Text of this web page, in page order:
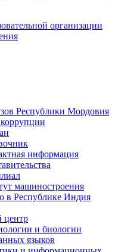
организации
Республики Мордовия
информация
машиностроения
в Республике Индия
центр
и биологии
языков